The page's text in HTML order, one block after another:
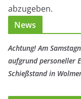
abzugeben.
News
Achtung! Am
aufgrund personeller
Schießstand in